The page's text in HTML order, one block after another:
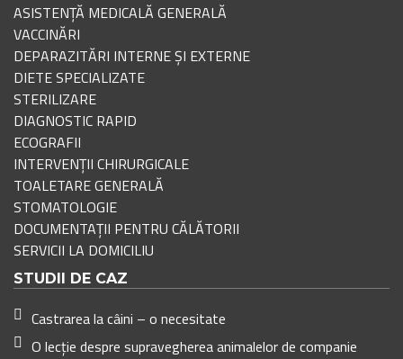
ASISTENȚĂ MEDICALĂ GENERALĂ
VACCINĂRI
DEPARAZITĂRI INTERNE ȘI EXTERNE
DIETE SPECIALIZATE
STERILIZARE
DIAGNOSTIC RAPID
ECOGRAFII
INTERVENȚII CHIRURGICALE
TOALETARE GENERALĂ
STOMATOLOGIE
DOCUMENTAȚII PENTRU CĂLĂTORII
SERVICII LA DOMICILIU
STUDII DE CAZ
Castrarea la câini – o necesitate
O lecție despre supravegherea animalelor de companie